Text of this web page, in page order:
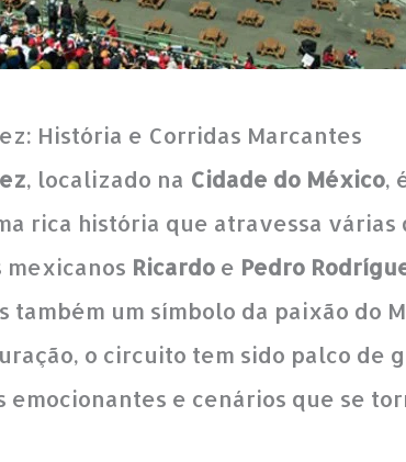
História e Corridas Marcantes
, localizado na Cidade do México,
rica história que atravessa várias
mexicanos Ricardo e Pedro
também um símbolo da paixão do
o circuito tem sido palco de
emocionantes e cenários que se